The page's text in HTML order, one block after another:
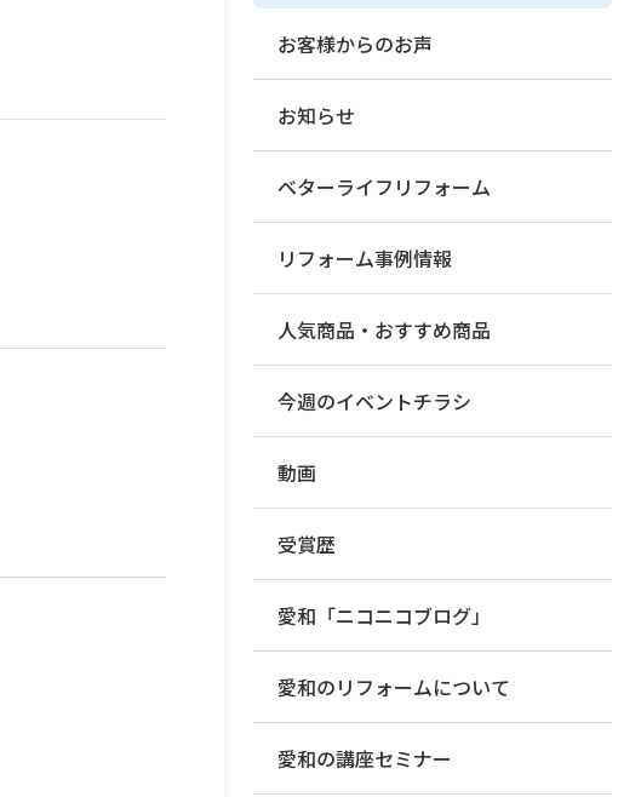
お客様からのお声
お知らせ
ベターライフリフォーム
リフォーム事例情報
人気商品・おすすめ商品
今週のイベントチラシ
動画
受賞歴
愛和「ニコニコブログ」
愛和のリフォームについて
愛和の講座セミナー